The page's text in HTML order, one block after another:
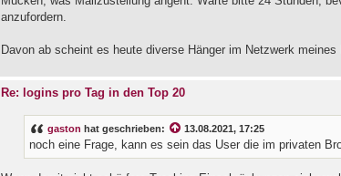
anzufordern.
Davon ab scheint es heute diverse Hänger im Netzwerk
Re: logins pro Tag in den Top 20
gaston hat geschrieben: 13.08.2021, 17:25
noch eine Frage, kann es sein das User die im privaten